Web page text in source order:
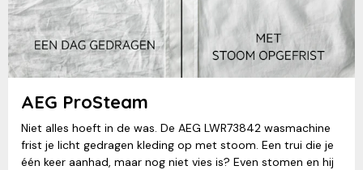
AEG ProSteam
Niet alles hoeft in de was. De AEG LWR73842 wasmachine
frist je licht gedragen kleding op met stoom. Een trui die je
één keer aanhad, maar nog niet vies is? Even stomen en hij